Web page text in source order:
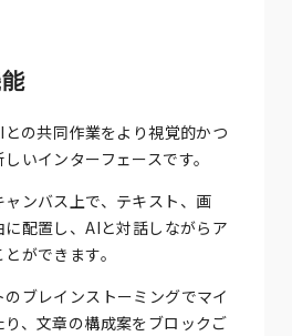
の共同作業をより視覚的かつ
いインターフェースです。
ンバス上で、テキスト、画
配置し、AIと対話しながらア
ができます。
ブレインストーミングでマイ
、文章の構成案をブロックご